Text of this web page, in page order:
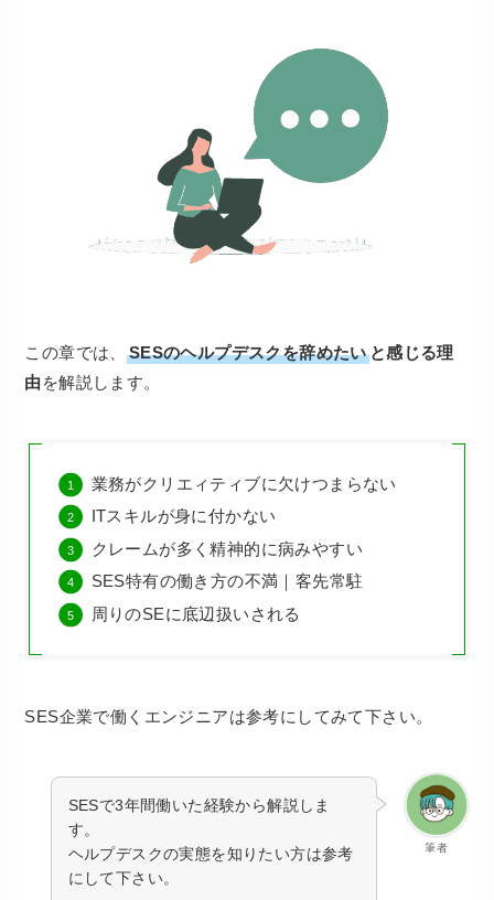
この章では、 SESのヘルプデスクを辞めたいと感じる理
由 を解説します。
業務がクリエィティブに欠けつまらない
ITスキルが身に付かない
クレームが多く精神的に病みやすい
SES特有の働き方の不満｜客先常駐
周りのSEに底辺扱いされる
SES企業で働くエンジニアは参考にしてみて下さい。
筆者
SESで3年間働いた経験から解説しま
す。
ヘルプデスクの実態を知りたい方は参考
にして下さい。